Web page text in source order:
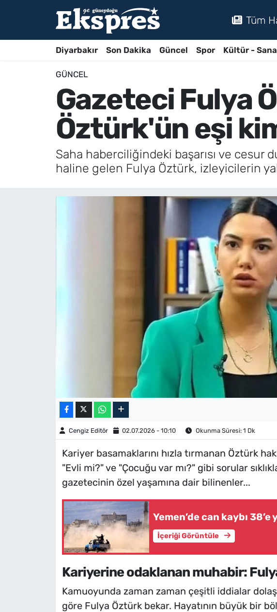
Tüm
Diyarbakır Son Dakika Güncel Spor Kültür -
GÜNCEL
Gazeteci Fulya
Öztürk'ün eşi
Saha haberciliğindeki başarısı ve
haline gelen Fulya Öztürk, izleyicilerin
Cengiz Editör 02.07.2026 - 10:10 Okunma Süresi: 1 Dk
Kariyer basamaklarını hızla tırmanan Öztürk
"Evli mi?" ve "Çocuğu var mı?" gibi sorular
gazetecinin özel yaşamına dair bilinenler...
Yemen’de can kaybı 38’e
İçeriği Görüntüle
Kariyerine odaklanan muhabir:
Kamuoyunda zaman zaman çeşitli iddialar
göre Fulya Öztürk bekar. Hayatının büyük bir